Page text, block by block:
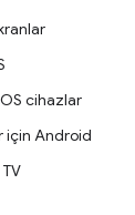
cihazlar
için Android